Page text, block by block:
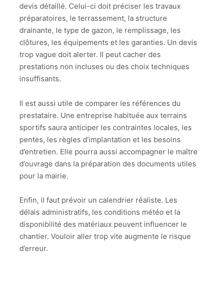
devis détaillé. Celui-ci doit préciser les travaux
préparatoires, le terrassement, la structure
drainante, le type de gazon, le remplissage, les
clôtures, les équipements et les garanties. Un devis
trop vague doit alerter. Il peut cacher des
prestations non incluses ou des choix techniques
insuffisants.
Il est aussi utile de comparer les références du
prestataire. Une entreprise habituée aux terrains
sportifs saura anticiper les contraintes locales, les
pentes, les règles d’implantation et les besoins
d’entretien. Elle pourra aussi accompagner le maître
d’ouvrage dans la préparation des documents utiles
pour la mairie.
Enfin, il faut prévoir un calendrier réaliste. Les
délais administratifs, les conditions météo et la
disponibilité des matériaux peuvent influencer le
chantier. Vouloir aller trop vite augmente le risque
d’erreur.